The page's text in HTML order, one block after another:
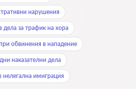
нарушения
дела за трафик на хора
обвинения в нападение
наказателни дела
нелегална имиграция